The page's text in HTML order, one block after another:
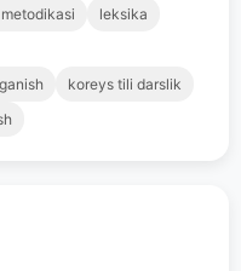
leksika
koreys tili darslik